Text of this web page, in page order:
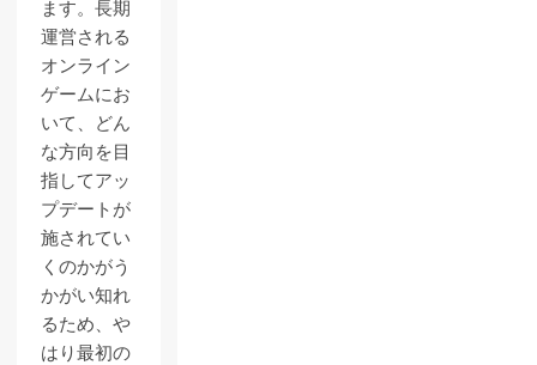
ます。長期
運営される
オンライン
ゲームにお
いて、どん
な方向を目
指してアッ
プデートが
施されてい
くのかがう
かがい知れ
るため、や
はり最初の